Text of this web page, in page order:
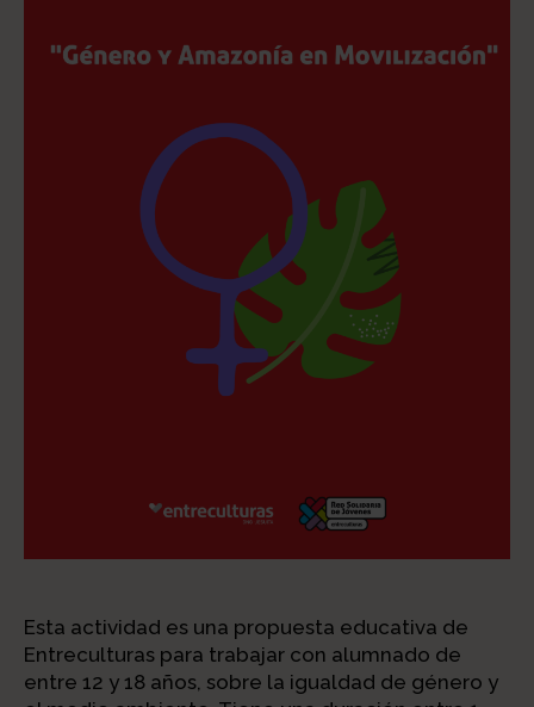
Esta actividad es una propuesta educativa de
Entreculturas para trabajar con alumnado de
entre 12 y 18 años, sobre la igualdad de género y